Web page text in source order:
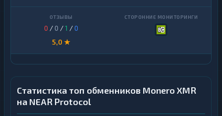
0 / 0 /1 /0
5,0 ★
Статистика топ обменников Monero XMR
на NEAR Protocol